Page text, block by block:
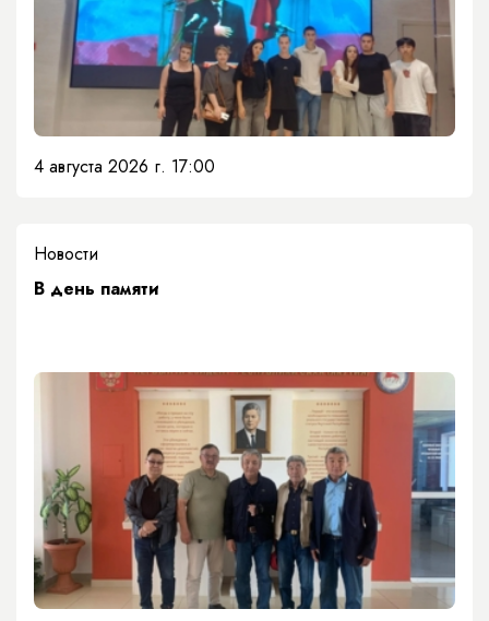
4 августа 2026 г. 17:00
Новости
​В день памяти